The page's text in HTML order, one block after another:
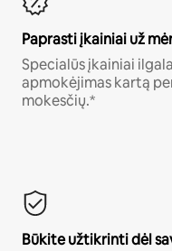
Paprasti įkainiai už
Specialūs įkainiai
apmokėjimas kartą
mokesčių.*
Būkite užtikrinti dėl